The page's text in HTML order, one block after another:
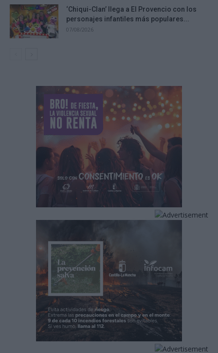
‘Chiqui-Clan’ llega a El Provencio con los
personajes infantiles más populares...
07/08/2026